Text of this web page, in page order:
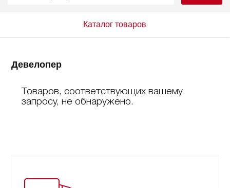
Каталог товаров
Девелопер
Товаров, соответствующих вашему
запросу, не обнаружено.